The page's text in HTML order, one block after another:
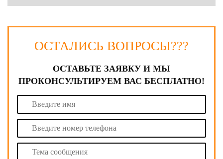
ОСТАЛИСЬ ВОПРОСЫ???
ОСТАВЬТЕ ЗАЯВКУ И МЫ
ПРОКОНСУЛЬТИРУЕМ ВАС БЕСПЛАТНО!